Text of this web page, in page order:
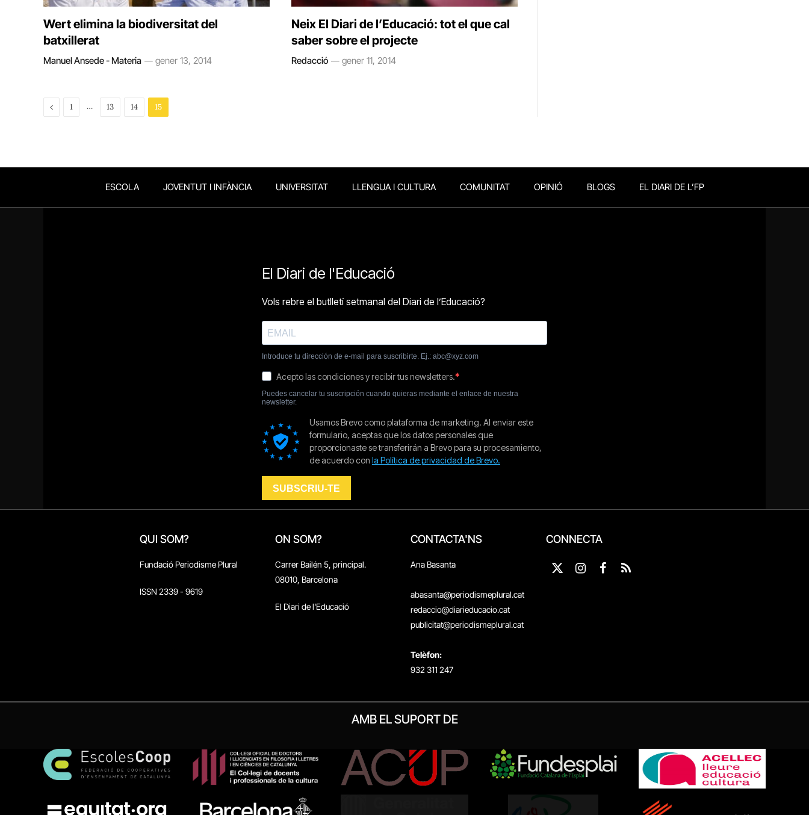
Wert elimina la biodiversitat del
batxillerat
Manuel Ansede - Materia gener 13, 2014
Neix El Diari de l’Educació: tot el que cal
saber sobre el projecte
Redacció gener 11, 2014
Previous
1 … 13 14 15
ESCOLA JOVENTUT I INFÀNCIA UNIVERSITAT LLENGUA I CULTURA COMUNITAT OPINIÓ BLOGS EL DIARI DE L’FP
QUI SOM?
Fundació Periodisme Plural
ISSN 2339 - 9619
ON SOM?
Carrer Bailén 5, principal.
08010, Barcelona
El Diari de l'Educació
CONTACTA'NS
Ana Basanta
abasanta@periodismeplural.cat
redaccio@diarieducacio.cat
publicitat@periodismeplural.cat
Telèfon:
932 311 247
CONNECTA
X
Instagram
Facebook
RSS
AMB EL SUPORT DE